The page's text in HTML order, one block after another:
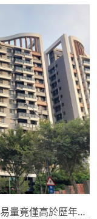
出席。
竟僅高於歷年低點